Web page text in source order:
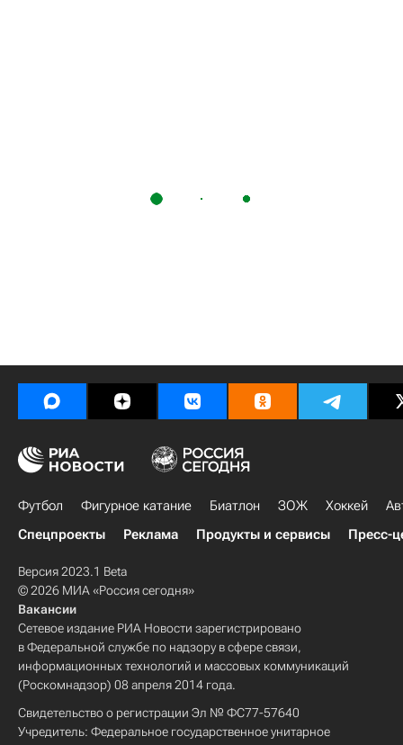
Футбол Фигурное катание Биатлон ЗОЖ Хоккей
Спецпроекты
Реклама Продукты и сервисы Пресс-
Версия 2023.1 Beta
© 2026 МИА «Россия сегодня»
Вакансии
Сетевое издание РИА Новости зарегистрировано
в Федеральной службе по надзору в сфере связи,
информационных технологий и массовых коммуникаций
(Роскомнадзор) 08 апреля 2014 года.
Свидетельство о регистрации Эл № ФС77-57640
Учредитель: Федеральное государственное унитарное